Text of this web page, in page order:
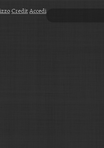
Credit Accedi